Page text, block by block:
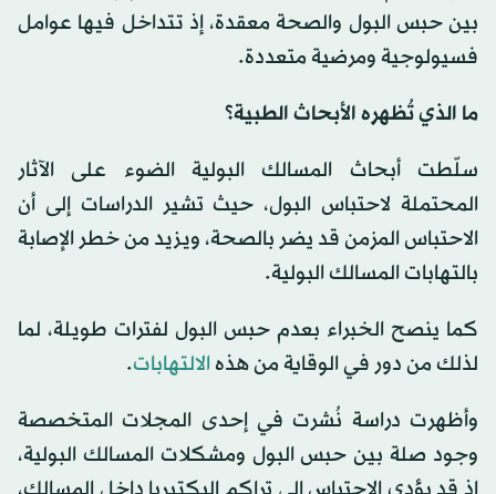
بين حبس البول والصحة معقدة، إذ تتداخل فيها عوامل
فسيولوجية ومرضية متعددة.
ما الذي تُظهره الأبحاث الطبية؟
سلّطت أبحاث المسالك البولية الضوء على الآثار
المحتملة لاحتباس البول، حيث تشير الدراسات إلى أن
الاحتباس المزمن قد يضر بالصحة، ويزيد من خطر الإصابة
بالتهابات المسالك البولية.
كما ينصح الخبراء بعدم حبس البول لفترات طويلة، لما
لذلك من دور في الوقاية من هذهالالتهابات.
وأظهرت دراسة نُشرت في إحدى المجلات المتخصصة
وجود صلة بين حبس البول ومشكلات المسالك البولية،